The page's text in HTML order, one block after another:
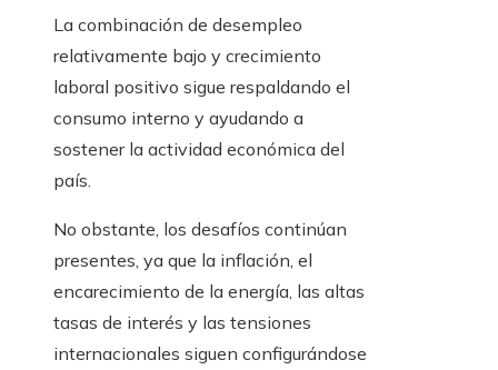
La combinación de desempleo
relativamente bajo y crecimiento
laboral positivo sigue respaldando el
consumo interno y ayudando a
sostener la actividad económica del
país.
No obstante, los desafíos continúan
presentes, ya que la inflación, el
encarecimiento de la energía, las altas
tasas de interés y las tensiones
internacionales siguen configurándose